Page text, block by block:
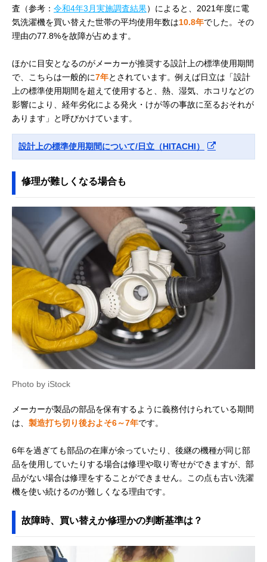
査（参考： 令和4年3月実施調査結果）によると、2021年度に電
気洗濯機を買い替えた世帯の平均使用年数は10.8年でした。その
理由の77.8%を故障が占めます。
ほかに目安となるのがメーカーが推奨する設計上の標準使用期間
で、こちらは一般的に7年とされています。例えば日立は「設計
上の標準使用期間を超えて使用すると、熱、湿気、ホコリなどの
影響により、経年劣化による発火・けが等の事故に至るおそれが
あります」と呼びかけています。
設計上の標準使用期間について/日立（HITACHI）
修理が難しくなる場合も
Photo by iStock
メーカーが製品の部品を保有するように義務付けられている期間
は、 製造打ち切り後およそ6～7年です。
6年を過ぎても部品の在庫が余っていたり、後継の機種が同じ部
品を使用していたりする場合は修理や取り寄せができますが、部
品がない場合は修理をすることができません。この点も古い洗濯
機を使い続けるのが難しくなる理由です。
故障時、買い替えか修理かの判断基準は？